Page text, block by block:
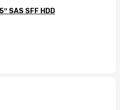
SAS SFF HDD